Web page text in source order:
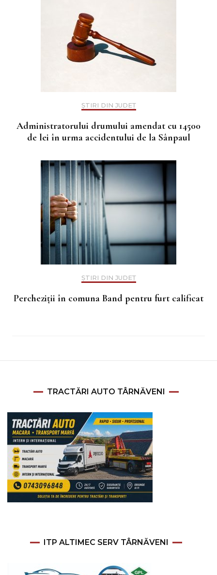
ȘTIRI DIN JUDEȚ
Administratorului drumului amendat cu 14500
de lei în urma accidentului de la Sânpaul
ȘTIRI DIN JUDEȚ
Percheziții în comuna Band pentru furt calificat
TRACTĂRI AUTO TÂRNĂVENI
ITP ALTIMEC SERV TÂRNĂVENI